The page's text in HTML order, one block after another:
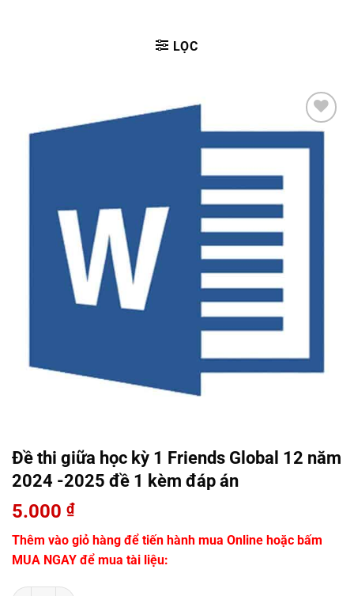
LỌC
wishlist
Đề thi giữa học kỳ 1 Friends Global 12 năm
2024 -2025 đề 1 kèm đáp án
5.000 ₫
Thêm vào giỏ hàng để tiến hành mua Online hoặc bấm
MUA NGAY để mua tài liệu: